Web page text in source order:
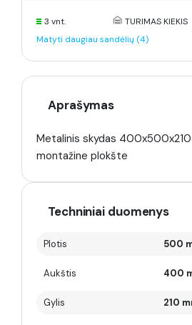
3 vnt.
TURIMAS KIEKIS
Matyti daugiau sandėlių (4)
Aprašymas
Metalinis skydas 400x500x210
montažine plokšte
Techniniai duomenys
Plotis 500
Aukštis 400
Gylis 210